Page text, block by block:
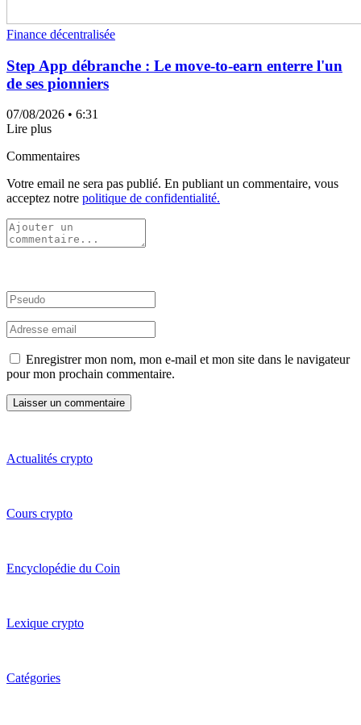
Finance décentralisée
Step App débranche : Le move-to-earn enterre l'un
de ses pionniers
07/08/2026 • 6:31
Lire plus
Commentaires
Votre email ne sera pas publié. En publiant un commentaire, vous
acceptez notre politique de confidentialité.
Enregistrer mon nom, mon e-mail et mon site dans le navigateur
pour mon prochain commentaire.
Actualités crypto
Cours crypto
Encyclopédie du Coin
Lexique crypto
Catégories